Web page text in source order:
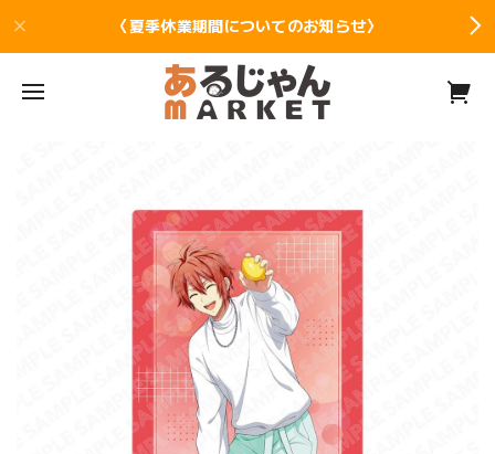
〈夏季休業期間についてのお知らせ〉